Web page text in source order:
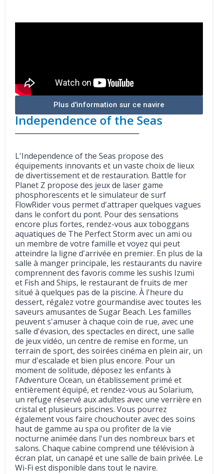
Plus d'information sur ce navire
Independence of the Seas
L'Independence of the Seas propose des
équipements innovants et un vaste choix de lieux
de divertissement et de restauration. Battle for
Planet Z propose des jeux de laser game
phosphorescents et le simulateur de surf
FlowRider vous permet d'attraper quelques vagues
dans le confort du pont. Pour des sensations
encore plus fortes, rendez-vous aux toboggans
aquatiques de The Perfect Storm avec un ami ou
un membre de votre famille et voyez qui peut
atteindre la ligne d'arrivée en premier. En plus de la
salle à manger principale, les restaurants du navire
comprennent des favoris comme les sushis Izumi
et Fish and Ships, le restaurant de fruits de mer
situé à quelques pas de la piscine. À l'heure du
dessert, régalez votre gourmandise avec toutes les
saveurs amusantes de Sugar Beach. Les familles
peuvent s'amuser à chaque coin de rue, avec une
salle d'évasion, des spectacles en direct, une salle
de jeux vidéo, un centre de remise en forme, un
terrain de sport, des soirées cinéma en plein air, un
mur d'escalade et bien plus encore. Pour un
moment de solitude, déposez les enfants à
l'Adventure Ocean, un établissement primé et
entièrement équipé, et rendez-vous au Solarium,
un refuge réservé aux adultes avec une verrière en
cristal et plusieurs piscines. Vous pourrez
également vous faire chouchouter avec des soins
haut de gamme au spa ou profiter de la vie
nocturne animée dans l'un des nombreux bars et
salons. Chaque cabine comprend une télévision à
écran plat, un canapé et une salle de bain privée. Le
Wi-Fi est disponible dans tout le navire.